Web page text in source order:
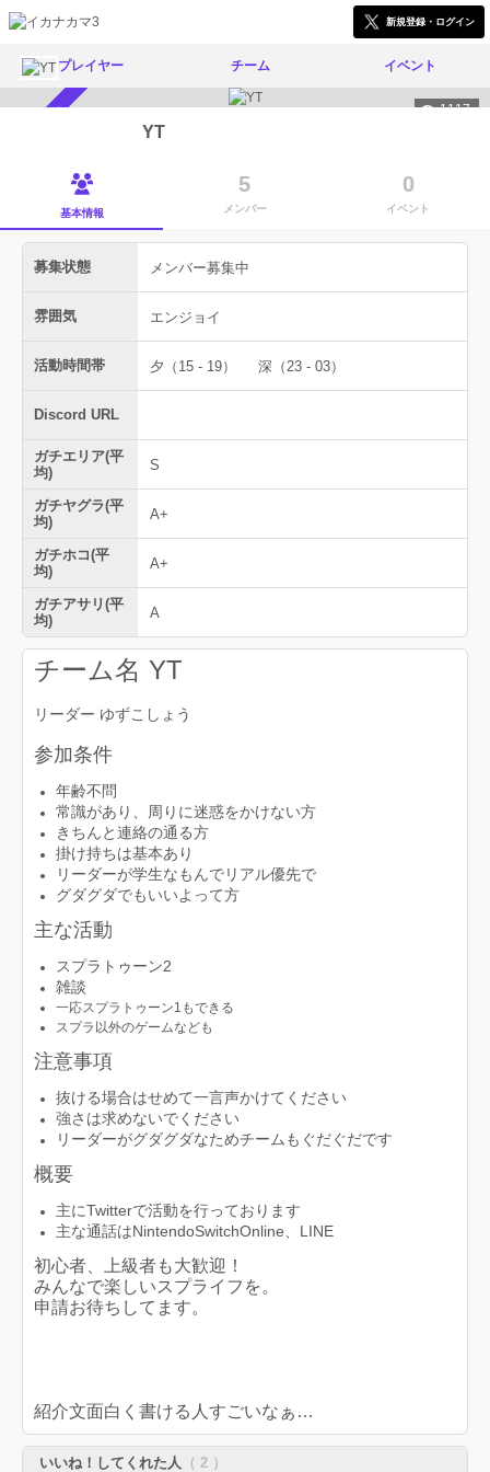
新規登録・ログイン
プレイヤー チーム イベント
1117
YT
基本情報
5
メンバー
0
イベント
募集状態 メンバー募集中
雰囲気 エンジョイ
活動時間帯 夕（15 - 19） 深（23 - 03）
Discord URL
ガチエリア(平
均)
S
ガチヤグラ(平
均)
A+
ガチホコ(平
均)
A+
ガチアサリ(平
均)
A
チーム名 YT
リーダー ゆずこしょう
参加条件
​​​​​年齢不問
常識があり、周りに迷惑をかけない方
きちんと連絡の通る方
掛け持ちは基本あり
リーダーが学生なもんでリアル優先で
グダグダでもいいよって方
主な活動
スプラトゥーン2
雑談
一応スプラトゥーン1もできる
スプラ以外のゲームなども
注意事項
抜ける場合はせめて一言声かけてください
強さは求めないでください
リーダーがグダグダなためチームもぐだぐだです
概要
主にTwitterで活動を行っております
主な通話はNintendoSwitchOnline、LINE
初心者、上級者も大歓迎！
みんなで楽しいスプライフを。
​​​​​​​申請お待ちしてます。
紹介文面白く書ける人すごいなぁ…
いいね！してくれた人 （ 2 ）